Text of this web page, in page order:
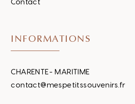
Contact
INFORMATIONS
CHARENTE- MARITIME
contact@mespetitssouvenirs.fr